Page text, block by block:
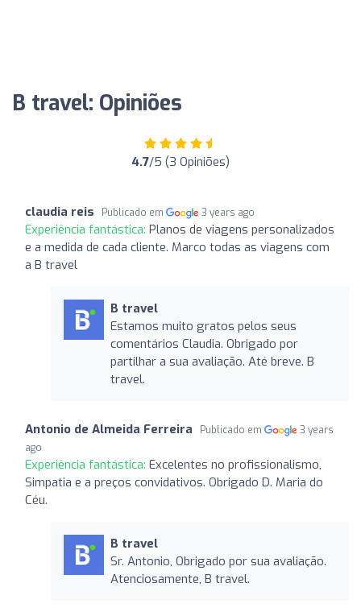
B travel: Opiniões
4.7/5 (3 Opiniões)
claudia reis Publicado em 3 years ago
Experiência fantástica: Planos de viagens personalizados
e a medida de cada cliente. Marco todas as viagens com
a B travel
B travel
Estamos muito gratos pelos seus
comentários Claudia. Obrigado por
partilhar a sua avaliação. Até breve. B
travel.
Antonio de Almeida Ferreira Publicado em
3 years
ago
Experiência fantástica: Excelentes no profissionalismo,
Simpatia e a preços convidativos. Obrigado D. Maria do
Céu.
B travel
Sr. Antonio, Obrigado por sua avaliação.
Atenciosamente, B travel.